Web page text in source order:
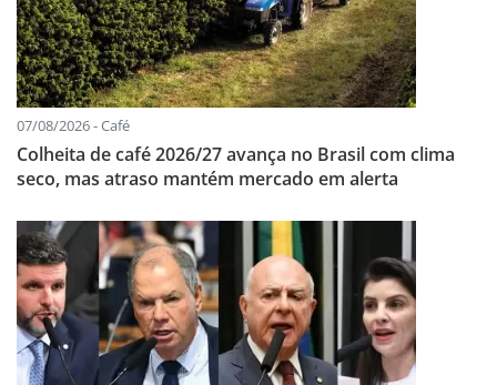
07/08/2026 - Café
Colheita de café 2026/27 avança no Brasil com clima
seco, mas atraso mantém mercado em alerta